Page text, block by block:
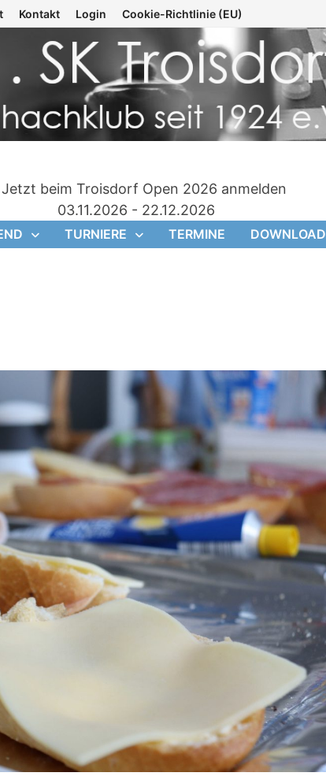
Kontakt Login Cookie-Richtlinie (EU)
Jetzt beim Troisdorf Open 2026 anmelden
03.11.2026 - 22.12.2026
TURNIERE TERMINE DOWNLOAD